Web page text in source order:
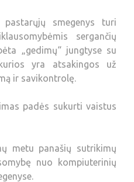
smegenys turi
sergančių
„gedimų“ jungtyse su
yra atsakingos už
ir savikontrolę.
padės sukurti vaistus
metu panašių sutrikimų
nuo kompiuterinių